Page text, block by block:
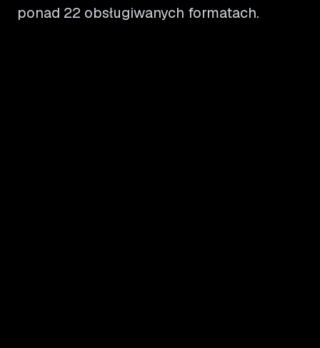
ponad 22 obsługiwanych formatach.